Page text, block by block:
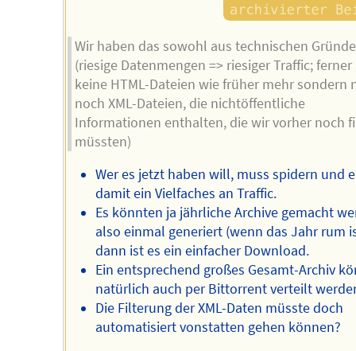
Wir haben das sowohl aus technischen
(riesige Datenmengen => riesiger Traffic;
keine HTML-Dateien wie früher mehr sondern
noch XML-Dateien, die nichtöffentliche
Informationen enthalten, die wir vorher noch
müssten)
Wer es jetzt haben will, muss spidern und
damit ein Vielfaches an Traffic.
Es könnten ja jährliche Archive gemacht
also einmal generiert (wenn das Jahr rum
dann ist es ein einfacher Download.
Ein entsprechend großes Gesamt-Archiv
natürlich auch per Bittorrent verteilt
Die Filterung der XML-Daten müsste doch
automatisiert vonstatten gehen können?